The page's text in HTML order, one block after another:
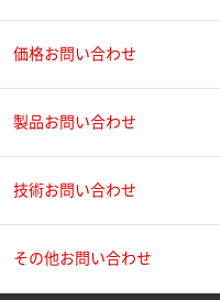
価格お問い合わせ
製品お問い合わせ
技術お問い合わせ
その他お問い合わせ